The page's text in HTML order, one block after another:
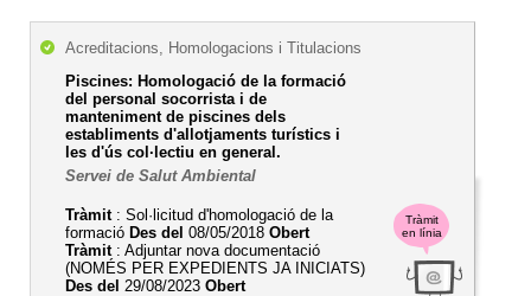
Tràmit
en línia
Acreditacions, Homologacions i Titulacions
Piscines: Homologació de la formació
del personal socorrista i de
manteniment de piscines dels
establiments d'allotjaments turístics i
les d'ús col·lectiu en general.
Servei de Salut Ambiental
Tràmit: Sol·licitud d'homologació de la
formació Des del 08/05/2018 Obert
Tràmit: Adjuntar nova documentació
(NOMÉS PER EXPEDIENTS JA INICIATS)
Des del 29/08/2023 Obert